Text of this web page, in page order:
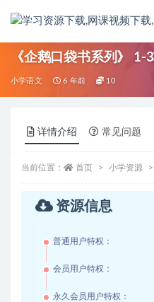
《企鹅口袋书系列》
小学语文 6 年前 10
详情介绍 常见问题
当前位置： 首页 小学资源
资源信息
普通用户特权：
会员用户特权：
永久会员用户特权：